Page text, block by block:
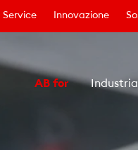
Service Innovazione
AB for Industria